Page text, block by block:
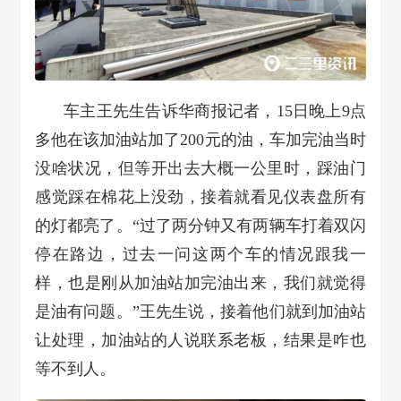
车主王先生告诉华商报记者，15日晚上9点
多他在该加油站加了200元的油，车加完油当时
没啥状况，但等开出去大概一公里时，踩油门
感觉踩在棉花上没劲，接着就看见仪表盘所有
的灯都亮了。“过了两分钟又有两辆车打着双闪
停在路边，过去一问这两个车的情况跟我一
样，也是刚从加油站加完油出来，我们就觉得
是油有问题。”王先生说，接着他们就到加油站
让处理，加油站的人说联系老板，结果是咋也
等不到人。